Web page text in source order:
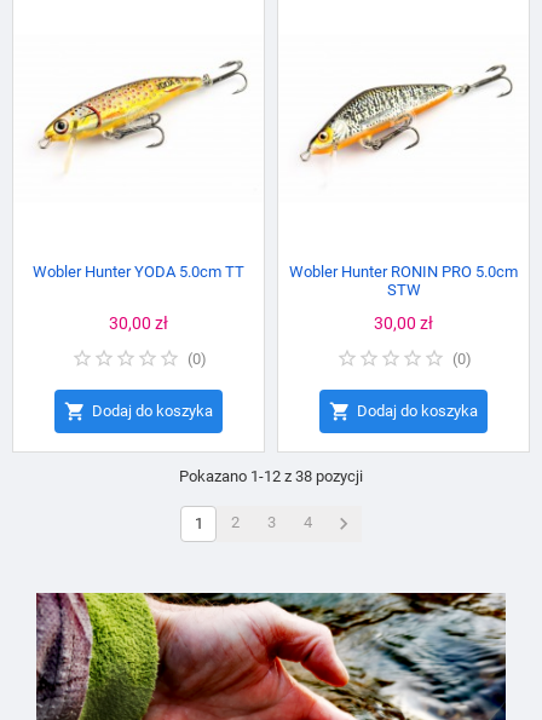
Wobler Hunter YODA 5.0cm TT
Cena
30,00 zł
(0)
 Dodaj do koszyka
Wobler Hunter RONIN PRO 5.0cm
STW
Cena
30,00 zł
(0)
 Dodaj do koszyka
Pokazano 1-12 z 38 pozycji
1 2 3 4 